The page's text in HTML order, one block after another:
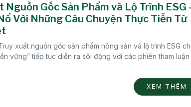
Nguồn Gốc Sản Phẩm và Lộ Trình ESG
Với Những Câu Chuyện Thực Tiễn Từ
xuất nguồn gốc sản phẩm nông sản và lộ trình ESG
vững” tiếp tục diễn ra sôi động với các phiên tham luận
XEM THÊM